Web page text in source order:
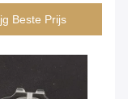
Beste Prijs